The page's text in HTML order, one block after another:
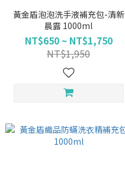
黃金盾泡泡洗手液補充包-清新
晨露 1000ml
NT$650 ~ NT$1,750
NT$1,950